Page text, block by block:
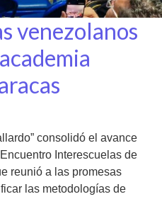
venezolanos
consolidó el avance
Interescuelas de
reunió a las promesas
las metodologías de